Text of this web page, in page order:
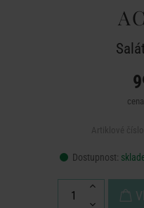
Dostupnost: